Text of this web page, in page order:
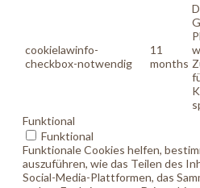
cookielawinfo-
checkbox-notwendig
11
months
Funktional
Funktional
Funktionale Cookies helfen,
auszuführen, wie das Teilen des
Social-Media-Plattformen, das